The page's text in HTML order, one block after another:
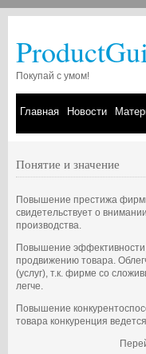
Покупай с умом!
Главная Новости
Понятие и значение
Повышение престижа
свидетельствует о
производства.
Повышение
продвижению товара.
(услуг), т.к. фирме со
легче.
Повышение
товара конкуренция